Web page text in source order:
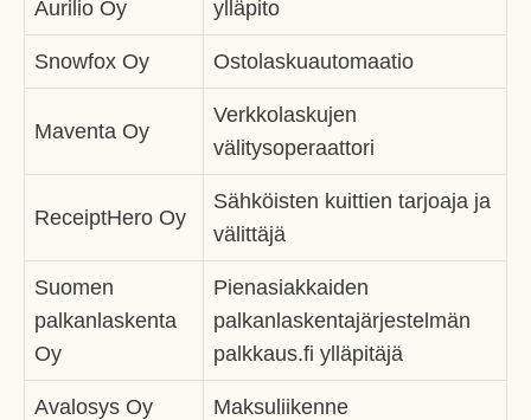
Aurilio Oy ylläpito
Snowfox Oy Ostolaskuautomaatio
Maventa Oy
Verkkolaskujen
välitysoperaattori
ReceiptHero Oy
Sähköisten kuittien tarjoaja ja
välittäjä
Suomen
palkanlaskenta
Oy
Pienasiakkaiden
palkanlaskentajärjestelmän
palkkaus.fi ylläpitäjä
Avalosys Oy Maksuliikenne